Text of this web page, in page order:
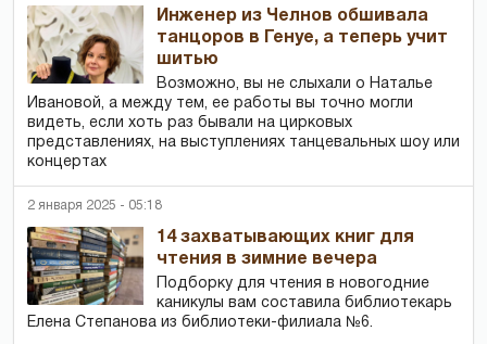
Инженер из Челнов обшивала
танцоров в Генуе, а теперь учит
шитью
Возможно, вы не слыхали о Наталье
Ивановой, а между тем, ее работы вы точно могли
видеть, если хоть раз бывали на цирковых
представлениях, на выступлениях танцевальных шоу или
концертах
2 января 2025 - 05:18
14 захватывающих книг для
чтения в зимние вечера
Подборку для чтения в новогодние
каникулы вам составила библиотекарь
Елена Степанова из библиотеки-филиала №6.